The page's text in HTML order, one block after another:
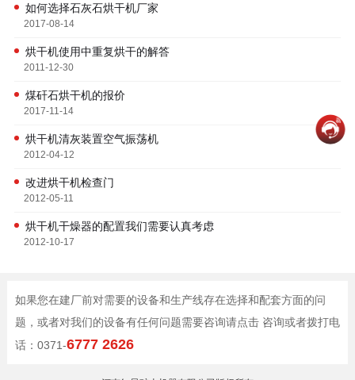
如何选择石灰石烘干机厂家
2017-08-14
烘干机使用中重复烘干的解答
2011-12-30
煤矸石烘干机的报价
2017-11-14
烘干机清灰装置空气振荡机
2012-04-12
改进烘干机检查门
2012-05-11
烘干机干燥器的配置我们需要认真考虑
2012-10-17
如果您在建厂前对需要的设备和生产线存在选择和配套方面的问
题，或者对我们的设备有任何问题需要咨询请点击 咨询或者拨打电
话：0371-6777 2626